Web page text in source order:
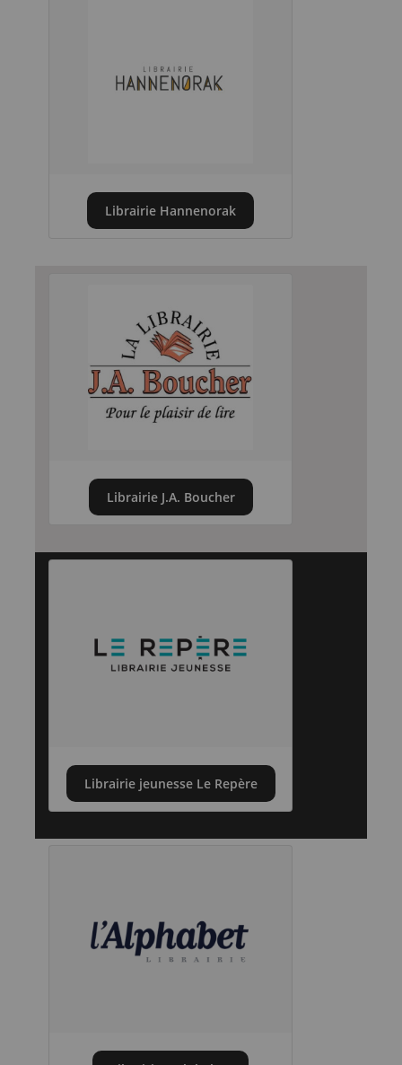
Librairie Hannenorak
Librairie J.A. Boucher
Librairie jeunesse Le Repère